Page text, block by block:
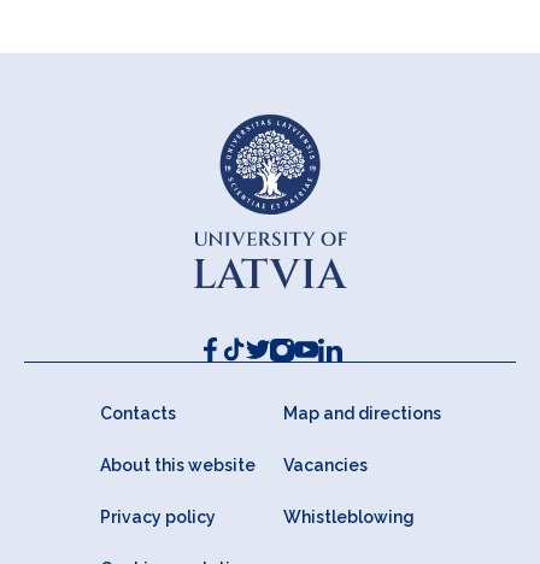
Contacts Map and directions
About this website Vacancies
Privacy policy Whistleblowing